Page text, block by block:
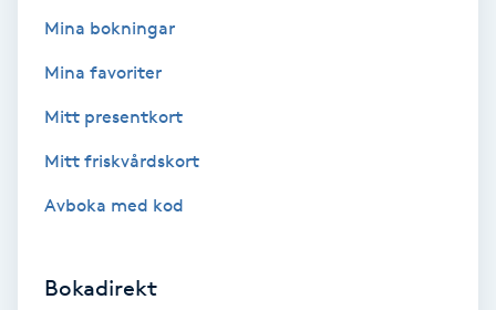
Skäggfärgning
Skäggklippning
Skönhet
Mina bokningar
Mina favoriter
Mitt presentkort
Mitt friskvårdskort
Avboka med kod
Bokadirekt